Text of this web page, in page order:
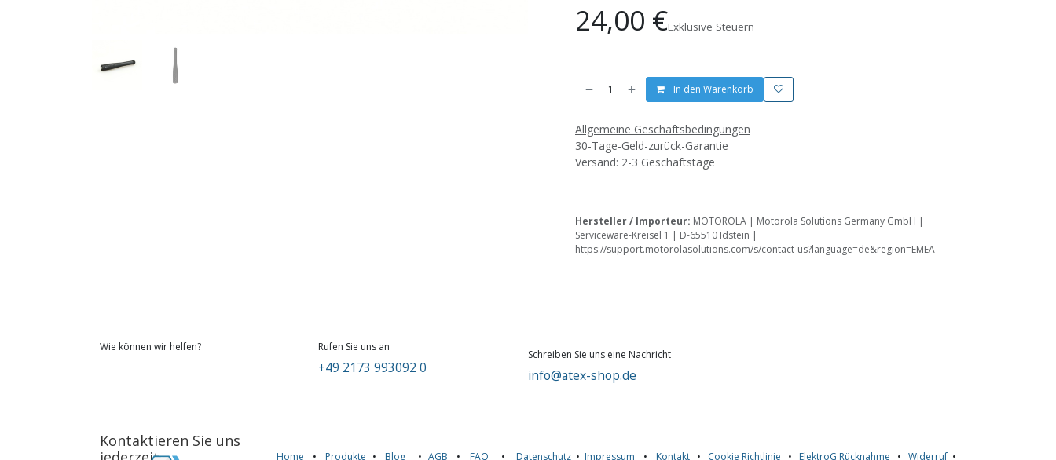
24,00 €Exklusive Steuern
In den Warenkorb
Allgemeine Geschäftsbedingungen
30-Tage-Geld-zurück-Garantie
Versand: 2-3 Geschäftstage
Hersteller / Importeur: MOTOROLA | Motorola Solutions Germany GmbH |
Serviceware-Kreisel 1 | D-65510 Idstein |
https://support.motorolasolutions.com/s/contact-us?language=de&region=EMEA
Wie können wir helfen?
Kontaktieren Sie uns
Rufen Sie uns an
+49 2173 993092 0
Schreiben Sie uns eine Nachricht
info@atex-shop.de
Home • Produkte • Blog • AGB • FAQ • Datenschutz • Impressum • Kontakt • Cookie Richtlinie • ElektroG Rücknahme • Widerruf •